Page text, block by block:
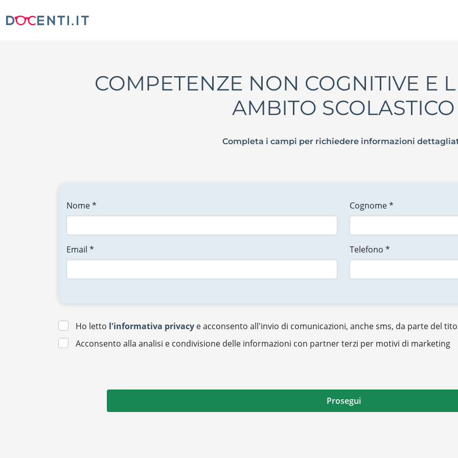
COMPETENZE NON COGNITIVE E
AMBITO SCOLASTICO
Completa i campi per richiedere informazioni
Nome * Cognome *
Email * Telefono *
Ho letto l'informativa privacy e acconsento all'invio di comunicazioni, anche sms, da parte del
Acconsento alla analisi e condivisione delle informazioni con partner terzi per motivi di marketing